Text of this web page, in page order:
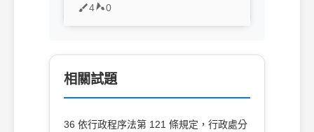
4 0
相關試題
36 依行政程序法第 121 條規定，行政處分